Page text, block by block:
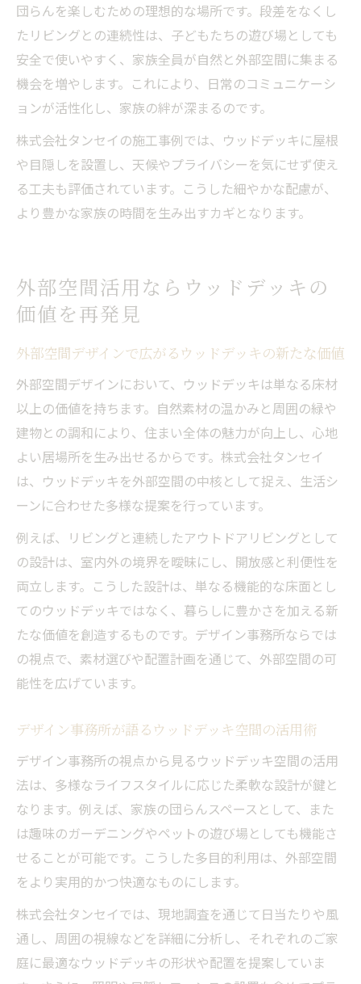
団らんを楽しむための理想的な場所です。段差をなくし
たリビングとの連続性は、子どもたちの遊び場としても
安全で使いやすく、家族全員が自然と外部空間に集まる
機会を増やします。これにより、日常のコミュニケーシ
ョンが活性化し、家族の絆が深まるのです。
株式会社タンセイの施工事例では、ウッドデッキに屋根
や目隠しを設置し、天候やプライバシーを気にせず使え
る工夫も評価されています。こうした細やかな配慮が、
より豊かな家族の時間を生み出すカギとなります。
外部空間活用ならウッドデッキの
価値を再発見
外部空間デザインで広がるウッドデッキの新たな価値
外部空間デザインにおいて、ウッドデッキは単なる床材
以上の価値を持ちます。自然素材の温かみと周囲の緑や
建物との調和により、住まい全体の魅力が向上し、心地
よい居場所を生み出せるからです。株式会社タンセイ
は、ウッドデッキを外部空間の中核として捉え、生活シ
ーンに合わせた多様な提案を行っています。
例えば、リビングと連続したアウトドアリビングとして
の設計は、室内外の境界を曖昧にし、開放感と利便性を
両立します。こうした設計は、単なる機能的な床面とし
てのウッドデッキではなく、暮らしに豊かさを加える新
たな価値を創造するものです。デザイン事務所ならでは
の視点で、素材選びや配置計画を通じて、外部空間の可
能性を広げています。
デザイン事務所が語るウッドデッキ空間の活用術
デザイン事務所の視点から見るウッドデッキ空間の活用
法は、多様なライフスタイルに応じた柔軟な設計が鍵と
なります。例えば、家族の団らんスペースとして、また
は趣味のガーデニングやペットの遊び場としても機能さ
せることが可能です。こうした多目的利用は、外部空間
をより実用的かつ快適なものにします。
株式会社タンセイでは、現地調査を通じて日当たりや風
通し、周囲の視線などを詳細に分析し、それぞれのご家
庭に最適なウッドデッキの形状や配置を提案していま